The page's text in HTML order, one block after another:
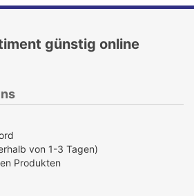
günstig online
von 1-3 Tagen)
Produkten